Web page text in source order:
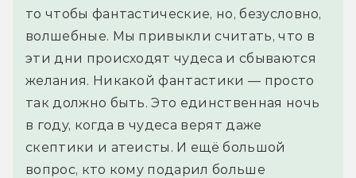
то чтобы фантастические, но, безусловно,
волшебные. Мы привыкли считать, что в
эти дни происходят чудеса и сбываются
желания. Никакой фантастики — просто
так должно быть. Это единственная ночь
в году, когда в чудеса верят даже
скептики и атеисты. И ещё большой
вопрос, кто кому подарил больше